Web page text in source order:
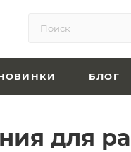
БЛОГ
для